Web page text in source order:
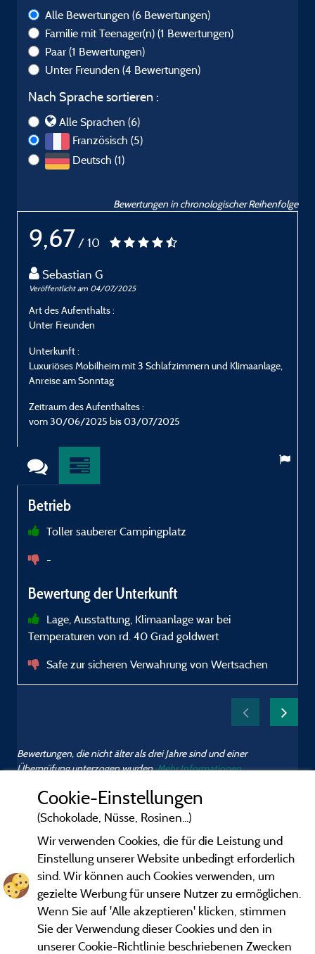
Alle Bewertungen (6 Bewertungen)
Familie mit Teenager(n) (1 Bewertungen)
Paar (1 Bewertungen)
Unter Freunden (4 Bewertungen)
Nach Sprache sortieren :
Alle Sprachen (6)
Französisch (5)
Deutsch (1)
Bewertungen in chronologischer Reihenfolge
9,67 / 10
Sebastian G
Veröffentlicht am 04/07/2025
Art des Aufenthalts :
Unter Freunden
Unterkunft :
Luxuriöses Mobilheim mit 3 Schlafzimmern und Klimaanlage,
Anreise am Sonntag
Zeitraum des Aufenthaltes :
vom 30/06/2025 bis 03/07/2025
Betrieb
Toller sauberer Campingplatz
-
Bewertung der Unterkunft
Lage, Ausstattung, Klimaanlage war bei
Temperaturen von rd. 40 Grad goldwert
Safe zur sicheren Verwahrung von Wertsachen
Bewertungen, die nicht älter als drei Jahre sind und einer
Überprüfung unterzogen wurden.Mehr Informationen
Cookie-Einstellungen
(Schokolade, Nüsse, Rosinen...)
Wir verwenden Cookies, die für die Leistung und
Einstellung unserer Website unbedingt erforderlich
sind. Wir können auch Cookies verwenden, um
gezielte Werbung für unsere Nutzer zu ermöglichen.
Wenn Sie auf 'Alle akzeptieren' klicken, stimmen
Sie der Verwendung dieser Cookies und den in
unserer Cookie-Richtlinie beschriebenen Zwecken